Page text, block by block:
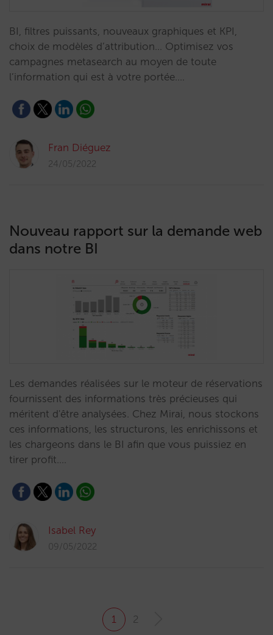
BI, filtres puissants, nouveaux graphiques et KPI,
choix de modèles d’attribution… Optimisez vos
campagnes metasearch au moyen de toute
l’information qui est à votre portée.…
Fran Diéguez
24/05/2022
Nouveau rapport sur la demande web
dans notre BI
Les demandes réalisées sur le moteur de réservations
fournissent des informations très précieuses qui
méritent d'être analysées. Chez Mirai, nous stockons
ces informations, les structurons, les enrichissons et
les chargeons dans le BI afin que vous puissiez en
tirer profit.…
Isabel Rey
09/05/2022
1 2